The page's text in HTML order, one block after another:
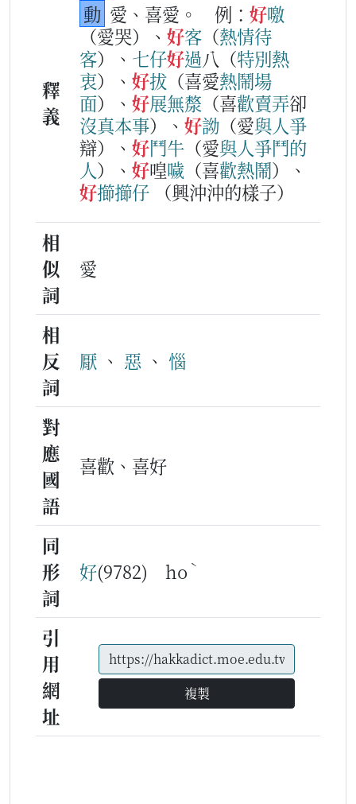
釋
義
動 愛、喜愛。 例： 好噭
（愛哭）、 好客 （熱情待
客）、 七仔好過八（特別熱
衷）、 好拔 （喜愛熱鬧場
面）、 好展無漦 （喜歡賣弄卻
沒真本事）、 好詏 （愛與人爭
辯）、 好鬥牛 （愛與人爭鬥的
人）、 好喤噦 （喜歡熱鬧）、
好擳擳仔
（興沖沖的樣子）
相
似
詞
愛
相
反
詞
厭 、 惡 、 惱
對
應
國
語
喜歡、喜好
同
形
詞
好(9782) ho ˋ
引
用
網
址
複製